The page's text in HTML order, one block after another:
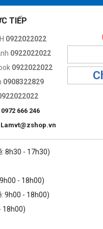
hợp chụp các chủ thể cận
sáng.
TIẾP
0922022022
0922022022
0922022022
0908322829
0972 666 246
Lamvt@zshop.vn
8h30 - 17h30)
- 18h00)
9h00 - 18h00)
18h00)